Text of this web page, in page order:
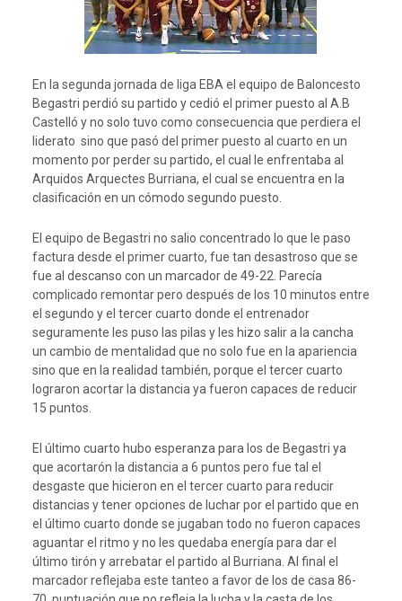
En la segunda jornada de liga EBA el equipo de Baloncesto
Begastri perdió su partido y cedió el primer puesto al A.B
Castelló y no solo tuvo como consecuencia que perdiera el
liderato sino que pasó del primer puesto al cuarto en un
momento por perder su partido, el cual le enfrentaba al
Arquidos Arquectes Burriana, el cual se encuentra en la
clasificación en un cómodo segundo puesto.
El equipo de Begastri no salio concentrado lo que le paso
factura desde el primer cuarto, fue tan desastroso que se
fue al descanso con un marcador de 49-22. Parecía
complicado remontar pero después de los 10 minutos entre
el segundo y el tercer cuarto donde el entrenador
seguramente les puso las pilas y les hizo salir a la cancha
un cambio de mentalidad que no solo fue en la apariencia
sino que en la realidad también, porque el tercer cuarto
lograron acortar la distancia ya fueron capaces de reducir
15 puntos.
El último cuarto hubo esperanza para los de Begastri ya
que acortarón la distancia a 6 puntos pero fue tal el
desgaste que hicieron en el tercer cuarto para reducir
distancias y tener opciones de luchar por el partido que en
el último cuarto donde se jugaban todo no fueron capaces
aguantar el ritmo y no les quedaba energía para dar el
último tirón y arrebatar el partido al Burriana. Al final el
marcador reflejaba este tanteo a favor de los de casa 86-